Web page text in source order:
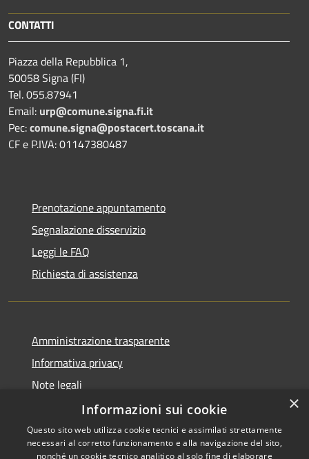
CONTATTI
Piazza della Repubblica 1,
50058 Signa (FI)
Tel. 055.87941
Email: urp@comune.signa.fi.it
Pec:comune.signa@postacert.toscana.it
CF e P.IVA: 01147380487
Prenotazione appuntamento
Segnalazione disservizio
Leggi le FAQ
Richiesta di assistenza
Amministrazione trasparente
Informativa privacy
Note legali
Dichiarazione di accessibilità
×
Informazioni sui cookie
Questo sito web utilizza cookie tecnici e assimilati strettamente
necessari al corretto funzionamento e alla navigazione del sito,
nonché un cookie tecnico analitico al solo fine di elaborare